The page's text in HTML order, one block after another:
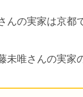
んの実家は京都
未唯さんの実家